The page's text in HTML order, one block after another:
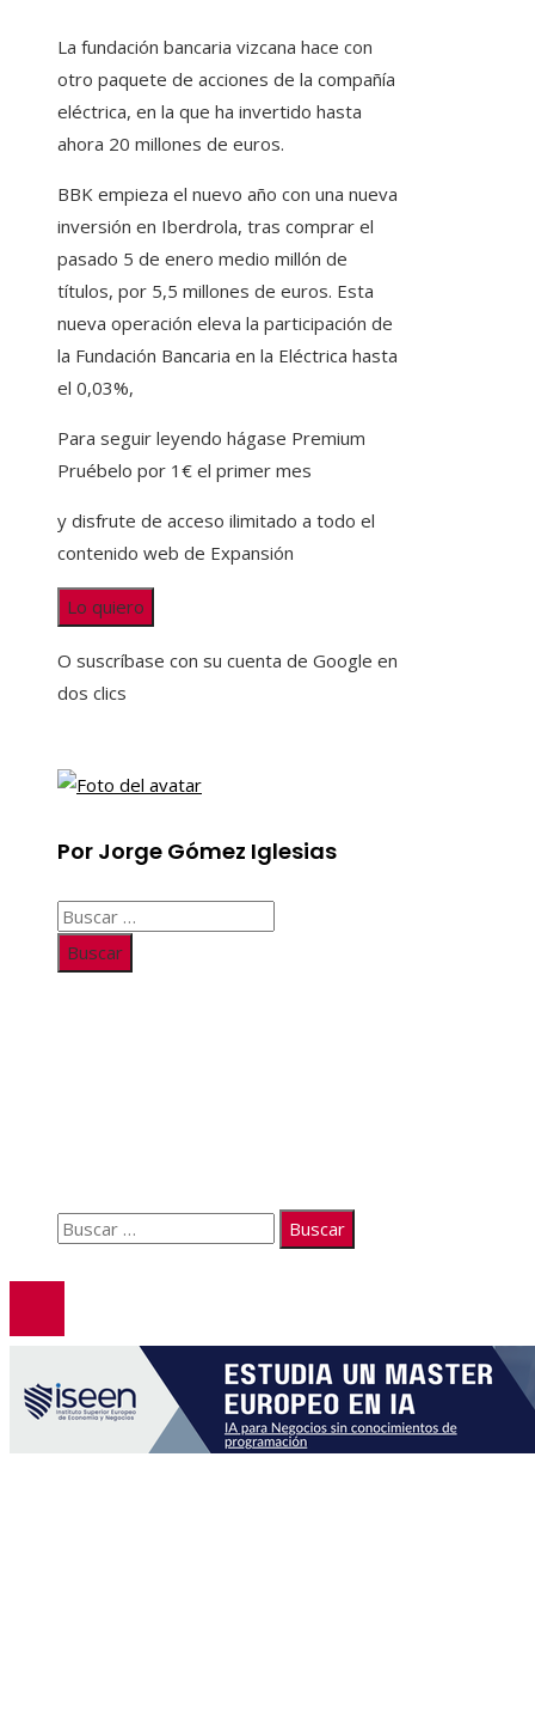
La fundación bancaria vizcana hace con
otro paquete de acciones de la compañía
eléctrica, en la que ha invertido hasta
ahora 20 millones de euros.
BBK empieza el nuevo año con una nueva
inversión en Iberdrola, tras comprar el
pasado 5 de enero medio millón de
títulos, por 5,5 millones de euros. Esta
nueva operación eleva la participación de
la Fundación Bancaria en la Eléctrica hasta
el 0,03%,
Para seguir leyendo hágase Premium
Pruébelo por 1€ el primer mes
y disfrute de acceso ilimitado a todo el
contenido web de Expansión
Lo quiero
O suscríbase con su cuenta de Google en
dos clics
Por Jorge Gómez Iglesias
Buscar:
Buscar: